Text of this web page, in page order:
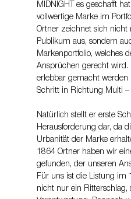
MIDNIGHT es geschafft
vollwertige Marke im
Ortner zeichnet sich nicht
Publikum aus, sondern
Markenportfolio, welches
Ansprüchen gerecht wird.
erlebbar gemacht werden
Schritt in Richtung Multi –
Natürlich stellt er erste
Herausforderung dar, da
Urbanität der Marke
1864 Ortner haben wir
gefunden, der unseren
Für uns ist die Listung im
nicht nur ein Ritterschlag,